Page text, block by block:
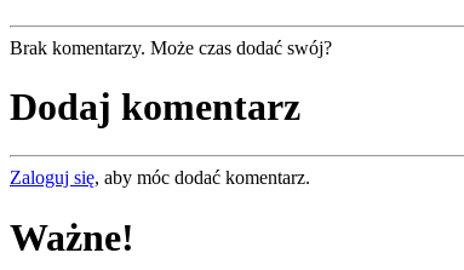
Brak komentarzy. Może czas dodać swój?
Dodaj komentarz
Zaloguj się, aby móc dodać komentarz.
Ważne!